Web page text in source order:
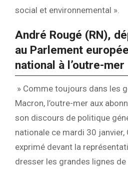
social et environnemental ».
André Rougé (RN),
au Parlement
national à l’outre-mer
» Comme toujours dans les
Macron, l’outre-mer aux
son discours de politique
nationale ce mardi 30 janvier,
exprimé devant la
dresser les grandes lignes